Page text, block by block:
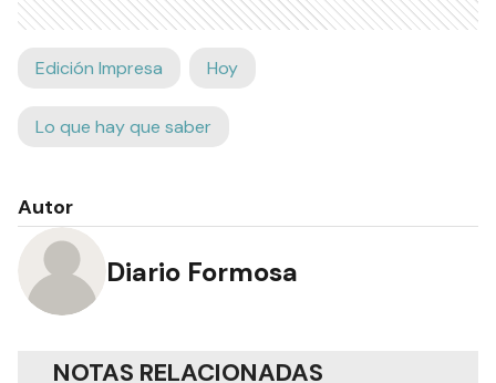
Edición Impresa Hoy
Lo que hay que saber
Autor
Diario Formosa
NOTAS RELACIONADAS